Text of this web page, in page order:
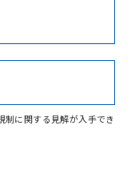
Cr(VI)
ります。
/適合状況ページへ
らご検索ください
制に関する見解が入手でき